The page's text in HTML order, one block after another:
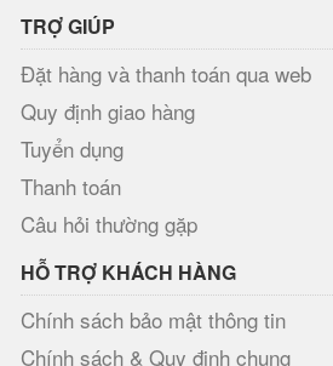
TRỢ GIÚP
Đặt hàng và thanh toán qua web
Quy định giao hàng
Tuyển dụng
Thanh toán
Câu hỏi thường gặp
HỖ TRỢ KHÁCH HÀNG
Chính sách bảo mật thông tin
Chính sách & Quy định chung